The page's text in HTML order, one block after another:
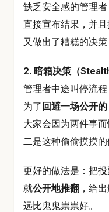
缺乏安全感的管理
直接宣布结果，并
又做出了糟糕的决
2. 暗箱决策（
管理者中途叫停流
为了 回避一场公开的
大家会因为两件事
二是这种偷偷摸摸的
更好的做法是：把
就公开地推翻 ，给
远比鬼鬼祟祟好。